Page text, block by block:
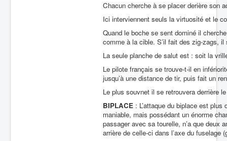
Chacun cherche à se placer derière son
Ici interviennent seuls la virtuosité et le
Quand le boche se sent dominé il
comme à la cible. S’il fait des zig-zags,
La seule planche de salut est : soit la
Le pilote français se trouve-t-il en
jusqu’à une distance de tir, puis fait un
Le plus souvnet il se retrouvera derrière
BIPLACE : L’attaque du biplace est
maniable, mais possédant un énorme
passager avec sa tourelle, n’a que deux
arrière de celle-ci dans l’axe du fuselage